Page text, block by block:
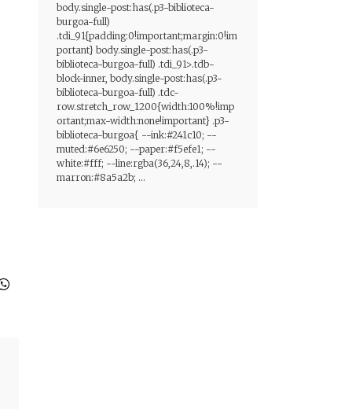
body.single-post:has(.p3-biblioteca-
burgoa-full)
.tdi_91{padding:0!important;margin:0!im
portant} body.single-post:has(.p3-
biblioteca-burgoa-full) .tdi_91>.tdb-
block-inner, body.single-post:has(.p3-
biblioteca-burgoa-full) .tdc-
row.stretch_row_1200{width:100%!imp
ortant;max-width:none!important} .p3-
biblioteca-burgoa{ --ink:#241c10; --
muted:#6e6250; --paper:#f5efe1; --
white:#fff; --line:rgba(36,24,8,.14); --
marron:#8a5a2b; ...